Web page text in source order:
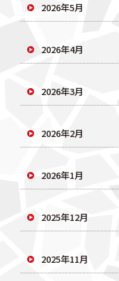
2026年5月
2026年4月
2026年3月
2026年2月
2026年1月
2025年12月
2025年11月